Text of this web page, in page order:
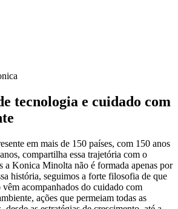
tecnologia e cuidado com
em mais de 150 países, com 150 anos
compartilha essa trajetória com o
a Konica Minolta não é formada apenas por
história, seguimos a forte filosofia de que
acompanhados do cuidado com
ações que permeiam todas as